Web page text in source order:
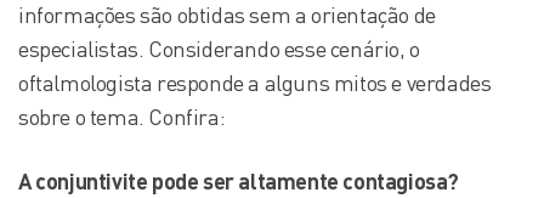
informações são obtidas sem a orientação de
especialistas. Considerando esse cenário, o
oftalmologista responde a alguns mitos e verdades
sobre o tema. Confira:
A conjuntivite pode seraltamente contagiosa?